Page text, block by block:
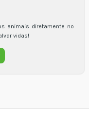
animais diretamente no
vidas!